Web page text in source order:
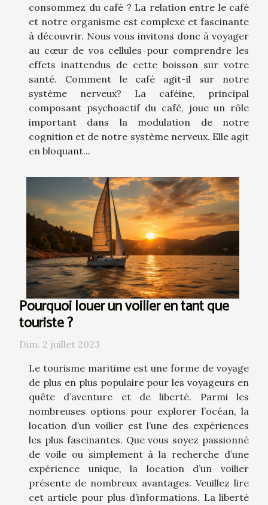
consommez du café ? La relation entre le café
et notre organisme est complexe et fascinante
à découvrir. Nous vous invitons donc à voyager
au cœur de vos cellules pour comprendre les
effets inattendus de cette boisson sur votre
santé. Comment le café agit-il sur notre
système nerveux? La caféine, principal
composant psychoactif du café, joue un rôle
important dans la modulation de notre
cognition et de notre système nerveux. Elle agit
en bloquant...
Pourquoi louer un voilier en tant que
touriste ?
Dim. 2 juillet 2023
Le tourisme maritime est une forme de voyage
de plus en plus populaire pour les voyageurs en
quête d’aventure et de liberté. Parmi les
nombreuses options pour explorer l’océan, la
location d’un voilier est l’une des expériences
les plus fascinantes. Que vous soyez passionné
de voile ou simplement à la recherche d’une
expérience unique, la location d’un voilier
présente de nombreux avantages. Veuillez lire
cet article pour plus d’informations. La liberté